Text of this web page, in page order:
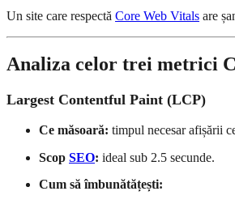
Un site care respectă Core Web Vitals are
Analiza celor trei metrici
Largest Contentful Paint (LCP)
Ce măsoară: timpul necesar afișării
Scop SEO: ideal sub 2.5 secunde.
Cum să îmbunătățești: